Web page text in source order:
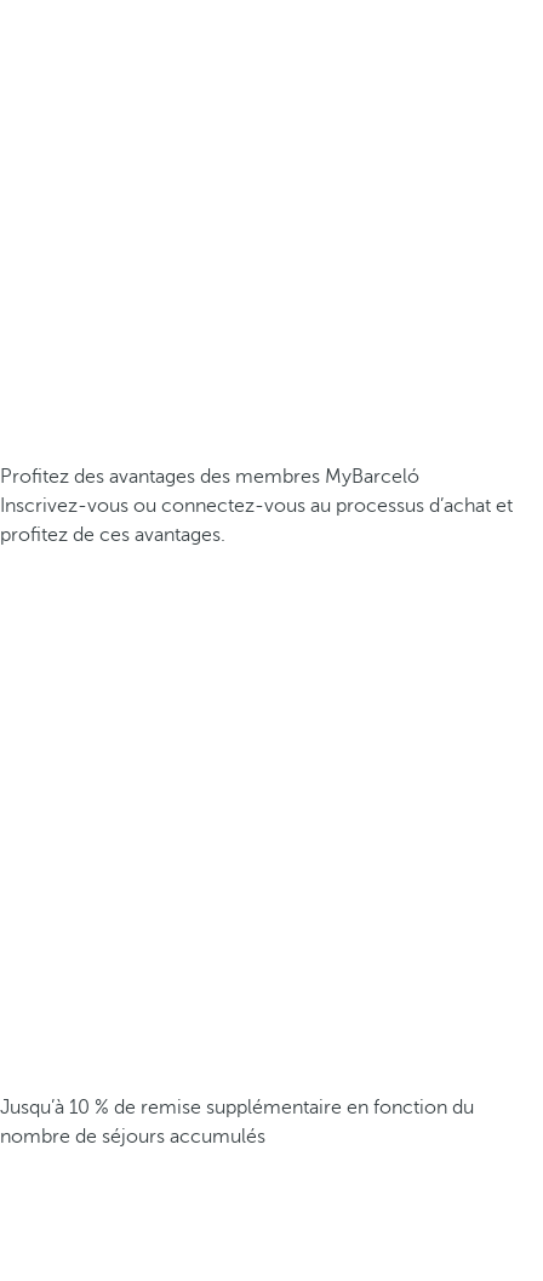
Profitez des avantages des membres MyBarceló
Inscrivez-vous ou connectez-vous au processus d’achat et
profitez de ces avantages.
Jusqu’à 10 % de remise supplémentaire en fonction du
nombre de séjours accumulés